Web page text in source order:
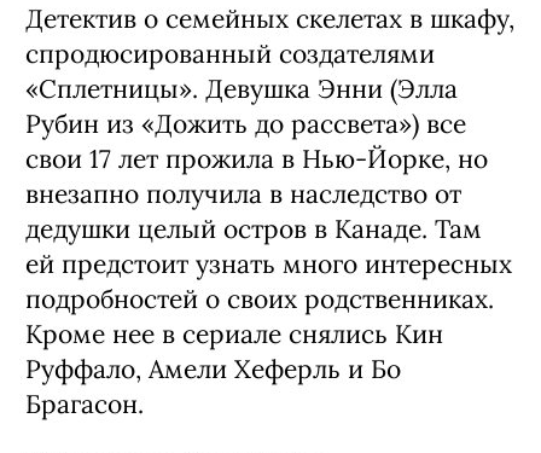
Детектив о семейных скелетах в шкафу,
спродюсированный создателями
«Сплетницы». Девушка Энни (Элла
Рубин из «Дожить до рассвета») все
свои 17 лет прожила в Нью-Йорке, но
внезапно получила в наследство от
дедушки целый остров в Канаде. Там
ей предстоит узнать много интересных
подробностей о своих родственниках.
Кроме нее в сериале снялись Кин
Руффало, Амели Хеферль и Бо
Брагасон.